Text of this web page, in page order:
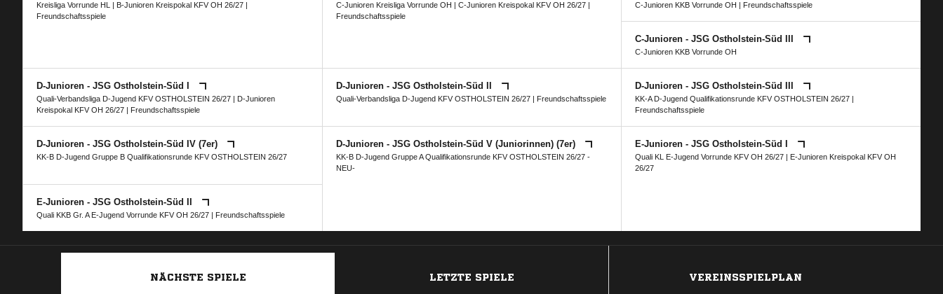
Kreisliga Vorrunde HL | B-Junioren Kreispokal KFV OH 26/27 |
Freundschaftsspiele
C-Junioren Kreisliga Vorrunde OH | C-Junioren Kreispokal KFV OH 26/27|
Freundschaftsspiele
C-Junioren KKB Vorrunde OH | Freundschaftsspiele
C-Junioren - JSG Ostholstein-Süd III
C-Junioren KKB Vorrunde OH
D-Junioren - JSG Ostholstein-Süd I
Quali-Verbandsliga D-Jugend KFV OSTHOLSTEIN 26/27 | D-Junioren
Kreispokal KFV OH 26/27 | Freundschaftsspiele
D-Junioren - JSG Ostholstein-Süd II
Quali-Verbandsliga D-Jugend KFV OSTHOLSTEIN 26/27| Freundschaftsspiele
D-Junioren - JSG Ostholstein-Süd III
KK-A D-Jugend Qualifikationsrunde KFV OSTHOLSTEIN 26/27 |
Freundschaftsspiele
D-Junioren - JSG Ostholstein-Süd IV (7er)
KK-B D-Jugend Gruppe B Qualifikationsrunde KFV OSTHOLSTEIN 26/27
D-Junioren - JSG Ostholstein-Süd V (Juniorinnen) (7er)
KK-B D-Jugend Gruppe A Qualifikationsrunde KFV OSTHOLSTEIN 26/27 -
NEU-
E-Junioren - JSG Ostholstein-Süd I
Quali KL E-Jugend Vorrunde KFV OH 26/27 | E-Junioren Kreispokal KFV OH
26/27
E-Junioren - JSG Ostholstein-Süd II
Quali KKB Gr. A E-Jugend Vorrunde KFV OH 26/27 | Freundschaftsspiele
NÄCHSTE SPIELE LETZTE SPIELE VEREINSSPIELPLAN